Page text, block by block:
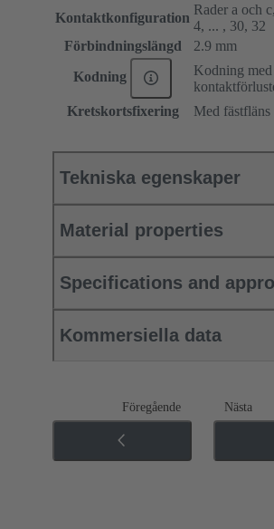
Kontaktkonfiguration
Rader a och
4, ... , 30, 32
Förbindningslängd
2.9 mm
Kodning
Kodning med
Kretskortsfixering
Med fästfläns
Tekniska egenskaper
Material properties
Specifications and
Kommersiella data
Föregående Nästa